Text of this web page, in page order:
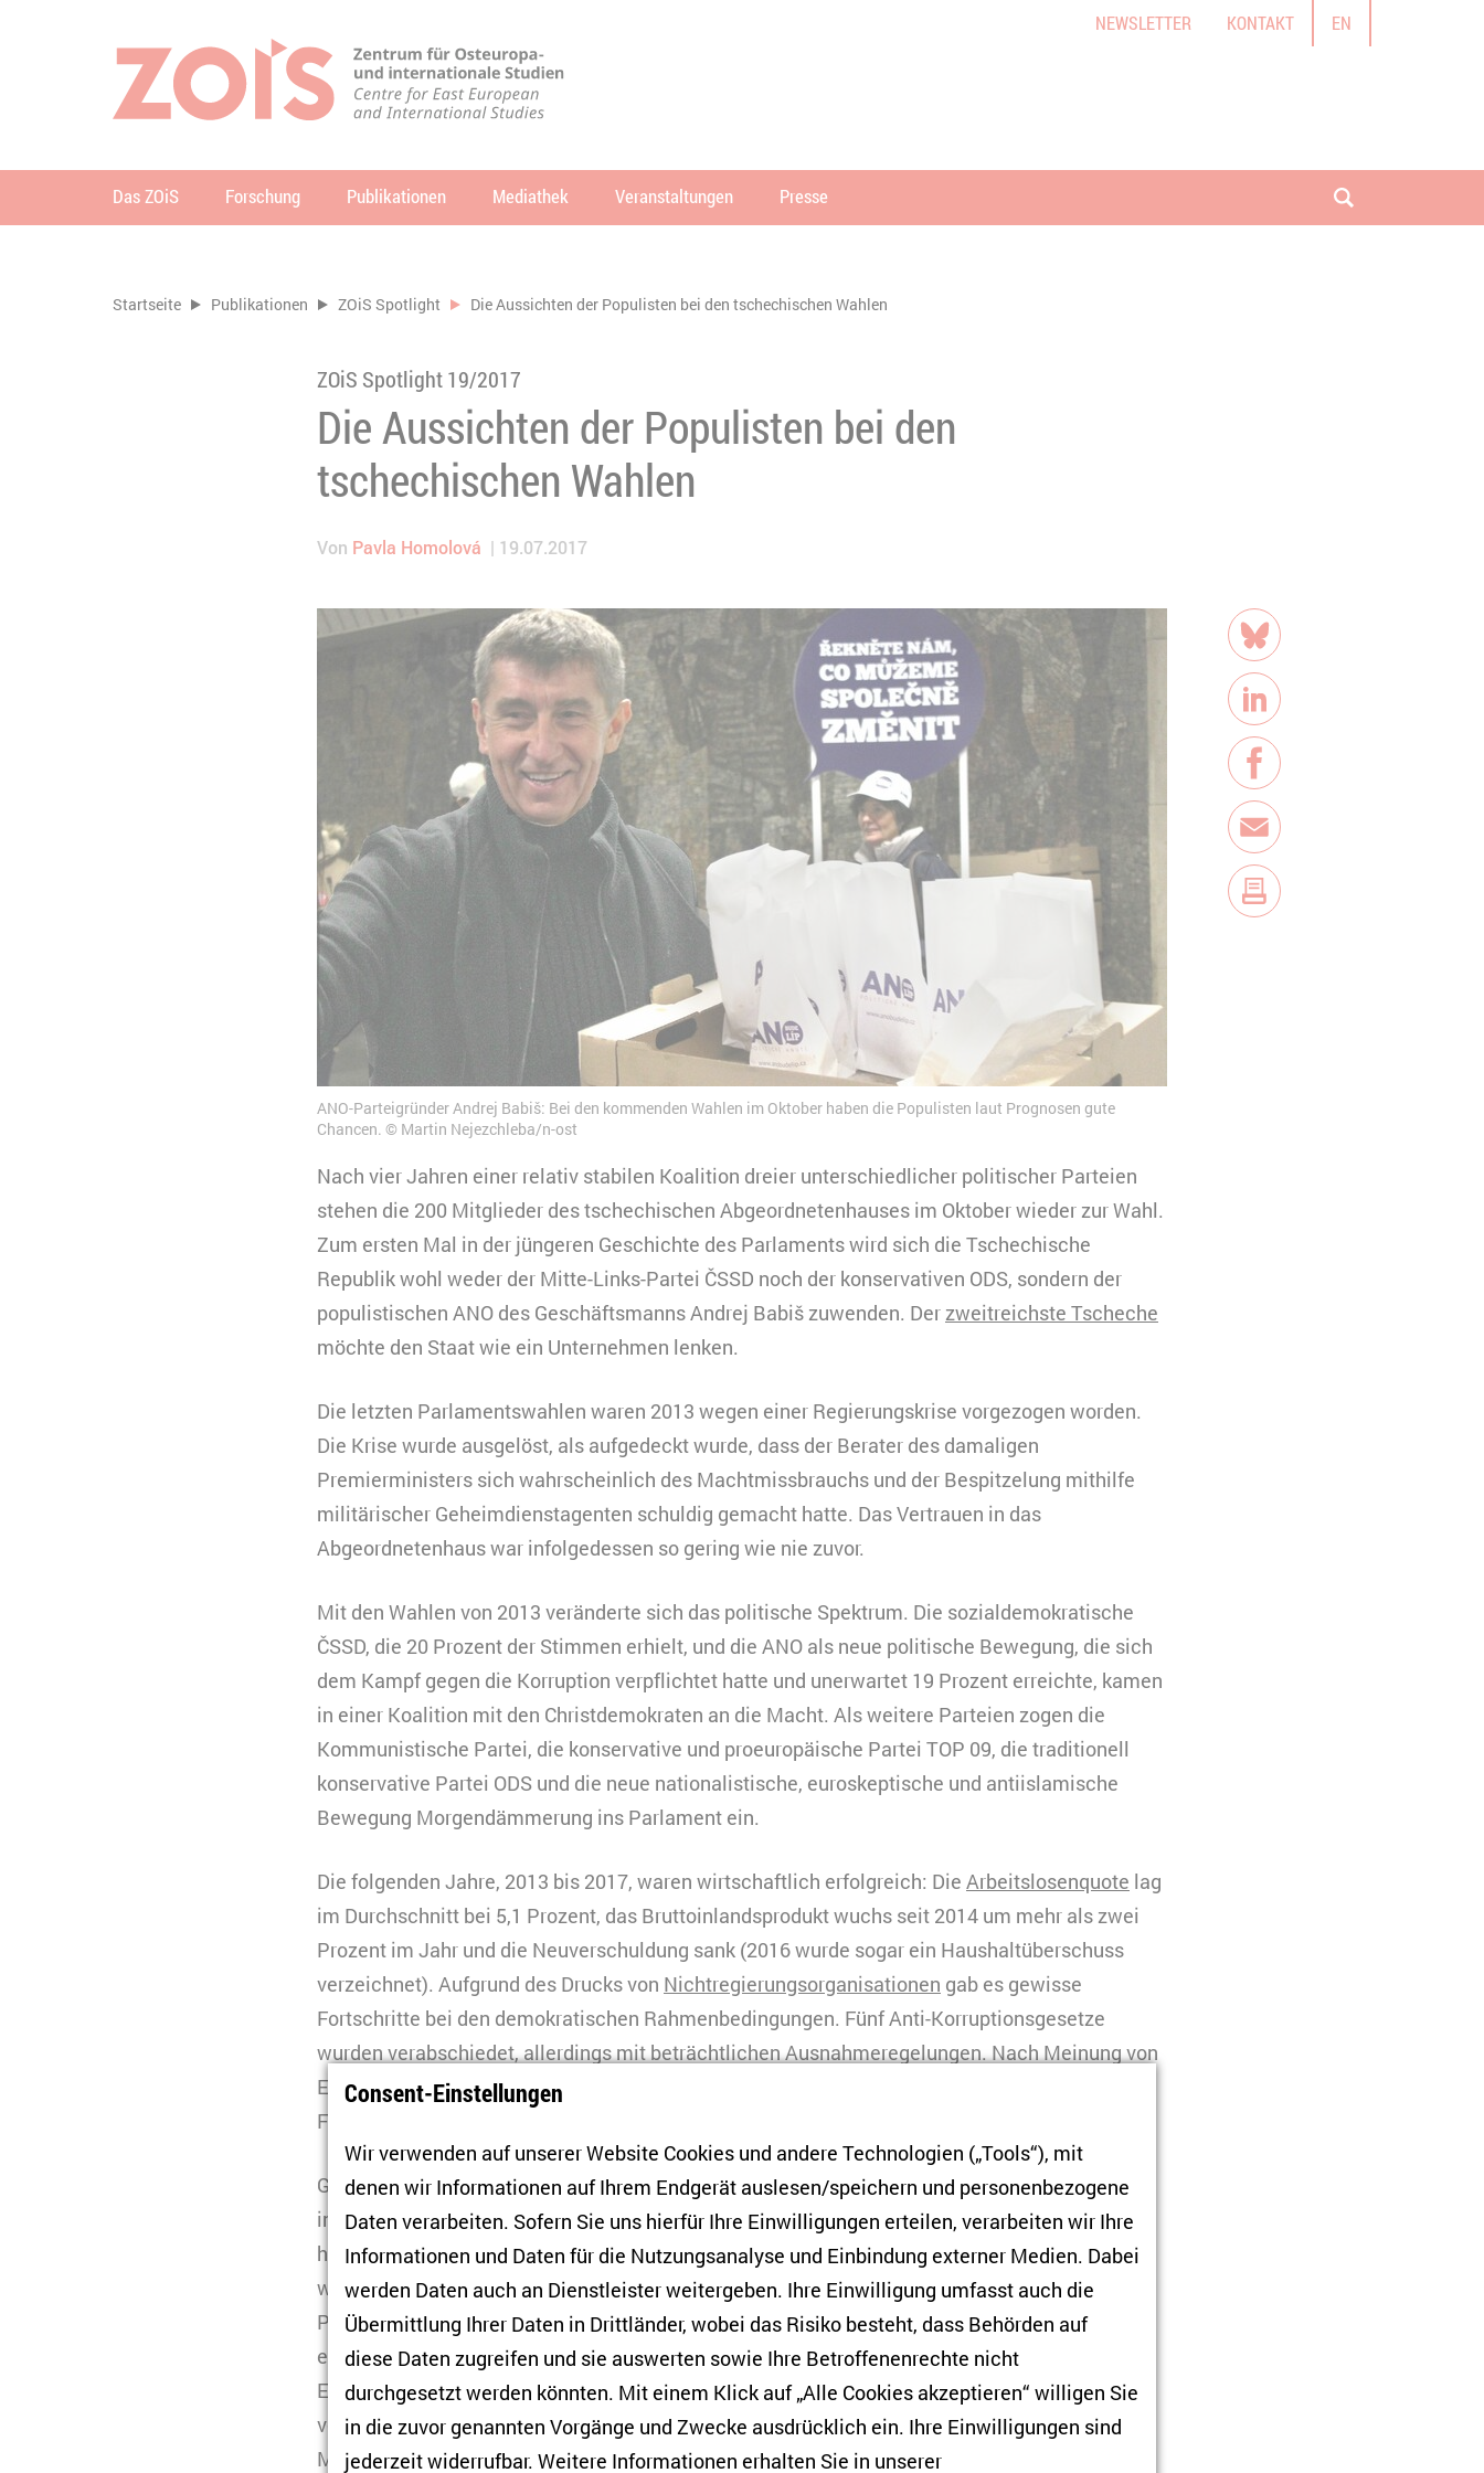
NEWSLETTER KONTAKT EN
Das ZOiS Forschung Publikationen Mediathek Veranstaltungen Presse Suche öffnen
Sie befinden sich hier:
Startseite Publikationen ZOiS Spotlight Die Aussichten der Populisten bei den tschechischen Wahlen
ZOiS Spotlight 19/2017
Die Aussichten der Populisten bei den
tschechischen Wahlen
Von Pavla Homolová 19.07.2017
ANO-Parteigründer Andrej Babiš: Bei den kommenden Wahlen im Oktober haben die Populisten laut Prognosen gute
Chancen.
Martin Nejezchleba/n-ost
Nach vier Jahren einer relativ stabilen Koalition dreier unterschiedlicher politischer Parteien
stehen die 200 Mitglieder des tschechischen Abgeordnetenhauses im Oktober wieder zur Wahl.
Zum ersten Mal in der jüngeren Geschichte des Parlaments wird sich die Tschechische
Republik wohl weder der Mitte-Links-Partei ČSSD noch der konservativen ODS, sondern der
populistischen ANO des Geschäftsmanns Andrej Babiš zuwenden. Der zweitreichste Tscheche
möchte den Staat wie ein Unternehmen lenken.
Die letzten Parlamentswahlen waren 2013 wegen einer Regierungskrise vorgezogen worden.
Die Krise wurde ausgelöst, als aufgedeckt wurde, dass der Berater des damaligen
Premierministers sich wahrscheinlich des Machtmissbrauchs und der Bespitzelung mithilfe
militärischer Geheimdienstagenten schuldig gemacht hatte. Das Vertrauen in das
Abgeordnetenhaus war infolgedessen so gering wie nie zuvor.
Mit den Wahlen von 2013 veränderte sich das politische Spektrum. Die sozialdemokratische
ČSSD, die 20 Prozent der Stimmen erhielt, und die ANO als neue politische Bewegung, die sich
dem Kampf gegen die Korruption verpflichtet hatte und unerwartet 19 Prozent erreichte, kamen
in einer Koalition mit den Christdemokraten an die Macht. Als weitere Parteien zogen die
Kommunistische Partei, die konservative und proeuropäische Partei TOP 09, die traditionell
konservative Partei ODS und die neue nationalistische, euroskeptische und antiislamische
Bewegung Morgendämmerung ins Parlament ein.
Die folgenden Jahre, 2013 bis 2017, waren wirtschaftlich erfolgreich: Die Arbeitslosenquote lag
im Durchschnitt bei 5,1 Prozent, das Bruttoinlandsprodukt wuchs seit 2014 um mehr als zwei
Prozent im Jahr und die Neuverschuldung sank (2016 wurde sogar ein Haushaltüberschuss
verzeichnet). Aufgrund des Drucks von Nichtregierungsorganisationen gab es gewisse
Fortschritte bei den demokratischen Rahmenbedingungen. Fünf Anti-Korruptionsgesetze
wurden verabschiedet, allerdings mit beträchtlichen Ausnahmeregelungen. Nach Meinung von
Expert*innen waren die Maßnahmen gegen Steuervermeidung, die Babiš 2016 als
Finanzminister eingeführt hatte, wirkungsvoll gewesen.
Gleichzeitig ist Babiš beschuldigt worden, selbst einem Interessenkonflikt zu unterliegen,
indem er Steuern vermieden und EU-Mittel veruntreuthaben soll, und erst kürzlich hieß es, er
habe versucht, dieRedaktion eines seiner früheren Medienhäuser zu beeinflussen. Trotz
wachsender Kritik wies der tschechische Präsident Miloš Zeman das Anliegen von
Premierminister Bohuslav Sobotka zurück, Babiš als Finanzminister zu entlassen. Daraufhin
entschied Sobotka, das gesamte Kabinett zum Rücktritt aufzufordern. Entgegen den
Erwartungen, weigerte sich Zeman dies zu akzeptieren. In der Folge demonstrierten Tausende
von Menschen in sieben tschechischen Städten und forderten Babiš Entlassung aus dem
Ministeramt. Letztendlich stimmte Zeman der Entlassung zu und ein neuer Finanzminister
Teilen
Bluesky
LinkedIn
Facebook
E-Mail
Consent-Einstellungen
Wir verwenden auf unserer Website Cookies und andere Technologien („Tools“), mit
denen wir Informationen auf Ihrem Endgerät auslesen/speichern und personenbezogene
Daten verarbeiten. Sofern Sie uns hierfür Ihre Einwilligungen erteilen, verarbeiten wir Ihre
Informationen und Daten für die Nutzungsanalyse und Einbindung externer Medien. Dabei
werden Daten auch an Dienstleister weitergeben. Ihre Einwilligung umfasst auch die
Übermittlung Ihrer Daten in Drittländer, wobei das Risiko besteht, dass Behörden auf
diese Daten zugreifen und sie auswerten sowie Ihre Betroffenenrechte nicht
durchgesetzt werden könnten. Mit einem Klick auf „Alle Cookies akzeptieren“ willigen Sie
in die zuvor genannten Vorgänge und Zwecke ausdrücklich ein. Ihre Einwilligungen sind
jederzeit widerrufbar. Weitere Informationen erhalten Sie in unserer